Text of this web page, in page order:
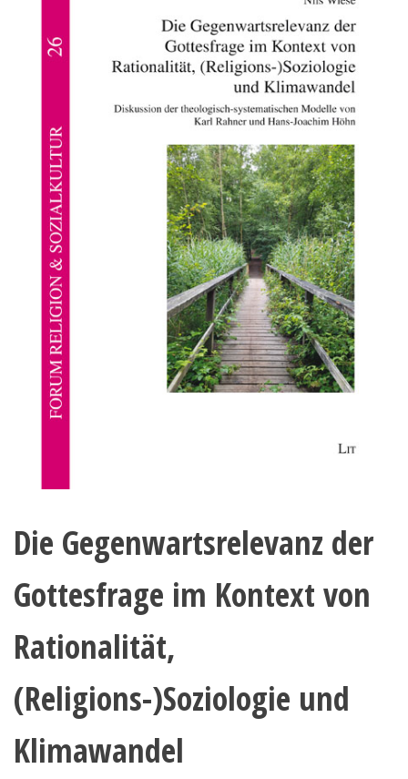
Die Gegenwartsrelevanz der
Gottesfrage im Kontext von
Rationalität,
(Religions-)Soziologie und
Klimawandel